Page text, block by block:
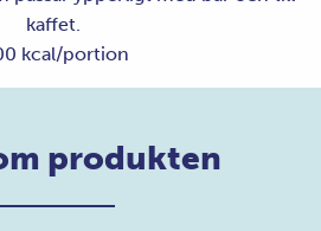
kaffet.
kcal/portion
produkten